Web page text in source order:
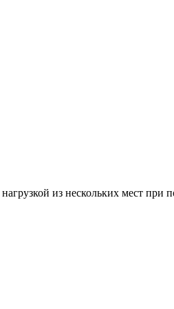
из нескольких мест